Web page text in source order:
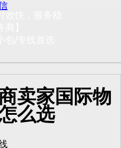
快，服务稳
/专线首选
卖家国际物
么选